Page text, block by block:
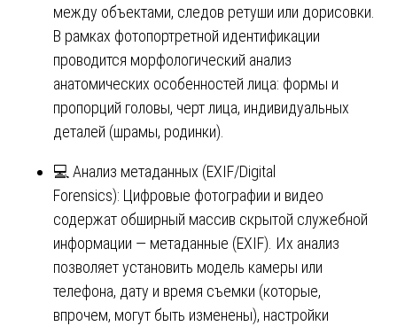
между объектами, следов ретуши или дорисовки.
В рамках фотопортретной идентификации
проводится морфологический анализ
анатомических особенностей лица: формы и
пропорций головы, черт лица, индивидуальных
деталей (шрамы, родинки).
💻 Анализ метаданных (EXIF/Digital
Forensics): Цифровые фотографии и видео
содержат обширный массив скрытой служебной
информации — метаданные (EXIF). Их анализ
позволяет установить модель камеры или
телефона, дату и время съемки (которые,
впрочем, могут быть изменены), настройки